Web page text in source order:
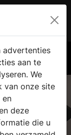
€ 0.00
advertenties
aan te
We
van onze site
en
deze
die u